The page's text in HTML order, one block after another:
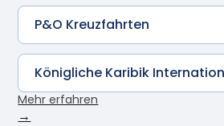
P&O Kreuzfahrten
Königliche Karibik
Mehr erfahren
→